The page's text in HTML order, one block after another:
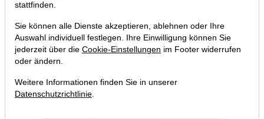
stattfinden.
Sie können alle Dienste akzeptieren, ablehnen oder Ihre
Auswahl individuell festlegen. Ihre Einwilligung können Sie
jederzeit über die Cookie-Einstellungen im Footer widerrufen
oder ändern.
Weitere Informationen finden Sie in unserer
Datenschutzrichtlinie.